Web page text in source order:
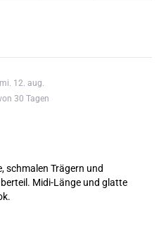
12. aug.
30 Tagen
schmalen Trägern und
Midi-Länge und glatte